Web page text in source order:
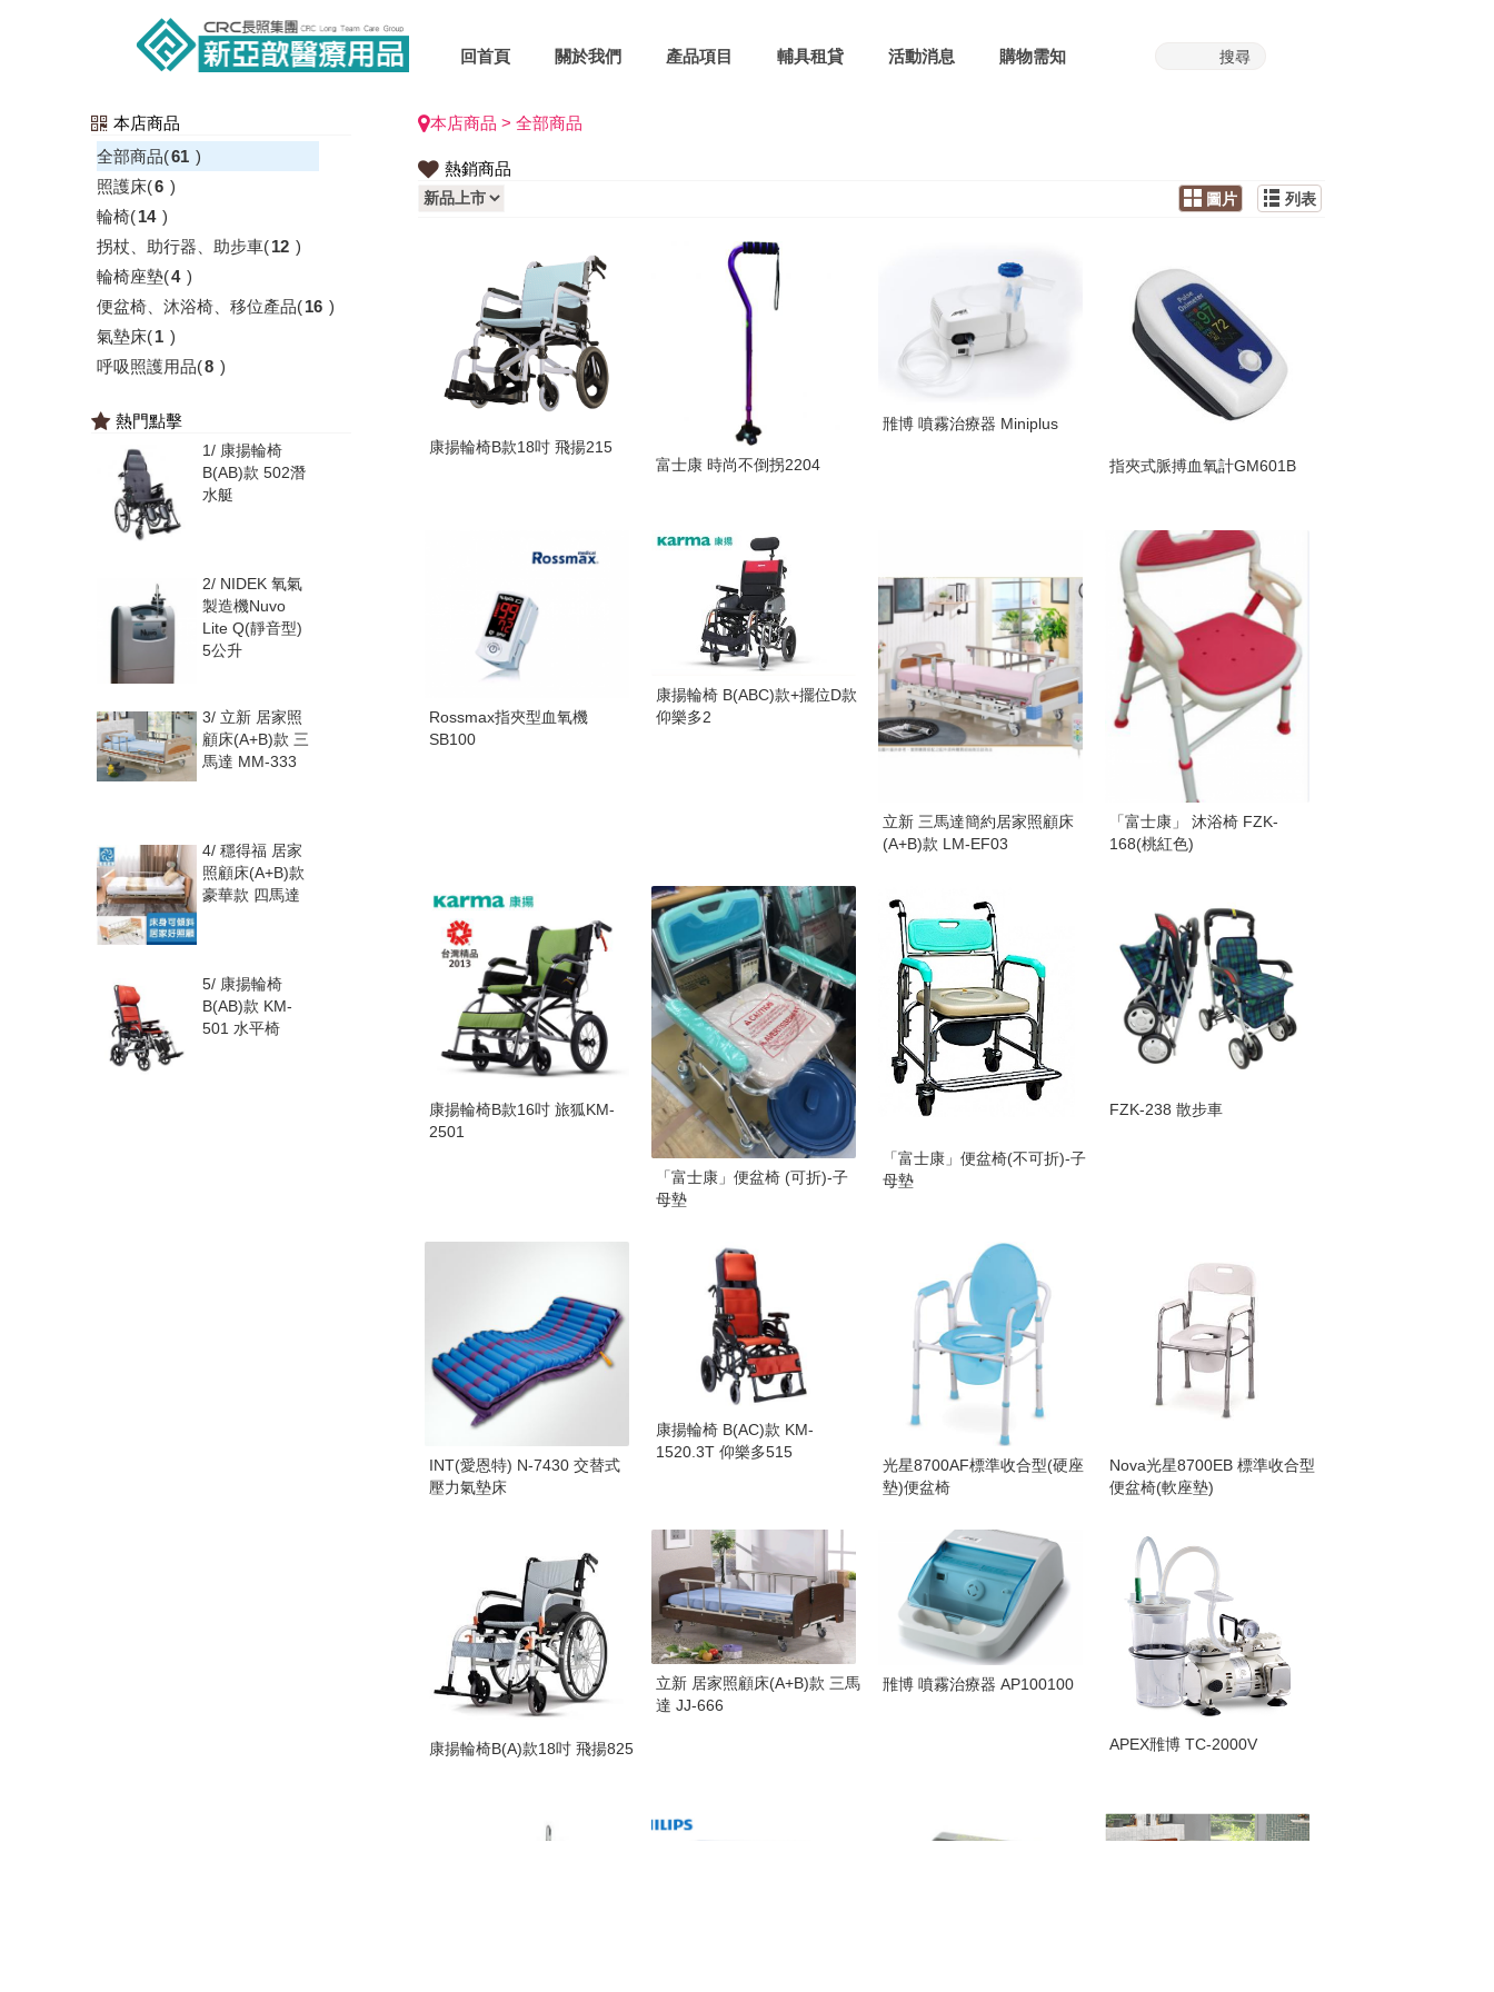
回首頁 關於我們 產品項目 輔具租貸 活動消息 購物需知
本店商品
全部商品(61 )
照護床(6 )
輪椅(14 )
拐杖、助行器、助步車(12 )
輪椅座墊(4 )
便盆椅、沐浴椅、移位產品(16 )
氣墊床(1 )
呼吸照護用品(8 )
熱門點擊
1/ 康揚輪椅
B(AB)款 502潛
水艇
2/ NIDEK 氧氣
製造機Nuvo
Lite Q(靜音型)
5公升
3/ 立新 居家照
顧床(A+B)款 三
馬達 MM-333
4/ 穩得福 居家
照顧床(A+B)款
豪華款 四馬達
5/ 康揚輪椅
B(AB)款 KM-
501 水平椅
本店商品 >全部商品
熱銷商品
圖片 列表
康揚輪椅B款18吋 飛揚215
富士康 時尚不倒拐2204
雃博 噴霧治療器 Miniplus
指夾式脈搏血氧計GM601B
Rossmax指夾型血氧機
SB100
康揚輪椅 B(ABC)款+擺位D款
仰樂多2
立新 三馬達簡約居家照顧床
(A+B)款 LM-EF03
「富士康」 沐浴椅 FZK-
168(桃紅色)
康揚輪椅B款16吋 旅狐KM-
2501
「富士康」便盆椅 (可折)-子
母墊
「富士康」便盆椅(不可折)-子
母墊
FZK-238 散步車
INT(愛恩特) N-7430 交替式
壓力氣墊床
康揚輪椅 B(AC)款 KM-
1520.3T 仰樂多515
光星8700AF標準收合型(硬座
墊)便盆椅
Nova光星8700EB 標準收合型
便盆椅(軟座墊)
康揚輪椅B(A)款18吋 飛揚825
立新 居家照顧床(A+B)款 三馬
達 JJ-666
雃博 噴霧治療器 AP100100
APEX雃博 TC-2000V